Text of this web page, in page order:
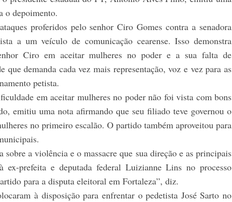
o depoimento.
proferidos pelo senhor Ciro Gomes contra a senadora
a um veículo de comunicação cearense. Isso demonstra
Ciro em aceitar mulheres no poder e a sua falta de
que demanda cada vez mais representação, voz e vez para as
petista.
em aceitar mulheres no poder não foi vista com bons
emitiu uma nota afirmando que seu filiado teve governou o
no primeiro escalão. O partido também aproveitou para
a violência e o massacre que sua direção e as principais
ex-prefeita e deputada federal Luizianne Lins no processo
para a disputa eleitoral em Fortaleza”, diz.
à disposição para enfrentar o pedetista José Sarto no